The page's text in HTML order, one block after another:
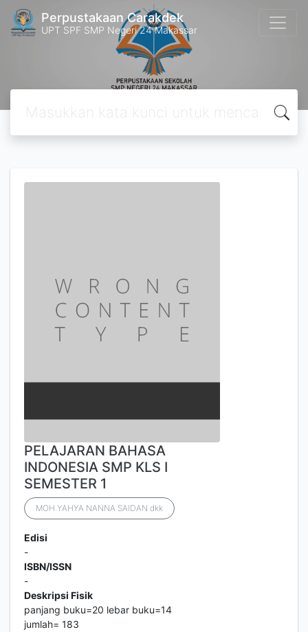
Perpustakaan Carakdek
UPT SPF SMP Negeri 24 Makassar
PELAJARAN BAHASA
INDONESIA SMP KLS I
SEMESTER 1
MOH.YAHYA NANNA SAIDAN dkk
Edisi
-
ISBN/ISSN
-
Deskripsi Fisik
panjang buku=20 lebar buku=14
jumlah= 183